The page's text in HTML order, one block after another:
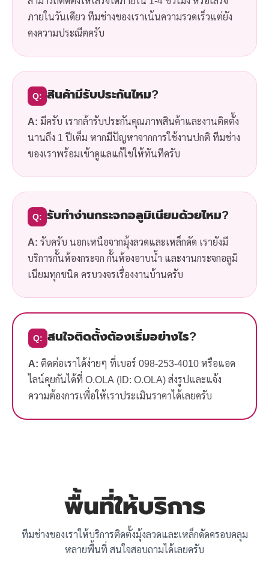
ภายในวันเดียว ทีมช่างของเราเน้นความรวดเร็วแต่ยัง
คงความประณีตครับ
Q: สินค้ามีรับประกันไหม?
A: มีครับ เรากล้ารับประกันคุณภาพสินค้าและงานติดตั้ง
นานถึง 1 ปีเต็ม หากมีปัญหาจากการใช้งานปกติ ทีมช่าง
ของเราพร้อมเข้าดูแลแก้ไขให้ทันทีครับ
Q: รับทำง่านกระจกอลูมิเนียมด้วยไหม?
A: รับครับ นอกเหนือจากมุ้งลวดและเหล็กดัด เรายังมี
บริการกั้นห้องกระจก กั้นห้องอาบน้ำ และงานกระจกอลูมิ
เนียมทุกชนิด ครบวงจรเรื่องงานบ้านครับ
Q: สนใจติดตั้งต้องเริ่มอย่างไร?
A: ติดต่อเราได้ง่ายๆ ที่เบอร์ 098-253-4010 หรือแอด
ไลน์คุยกันได้ที่ O.OLA (ID: O.OLA) ส่งรูปและแจ้ง
ความต้องการเพื่อให้เราประเมินราคาได้เลยครับ
พื้นที่ให้บริการ
ทีมช่างของเราให้บริการติดตั้งมุ้งลวดและเหล็กดัดครอบคลุม
หลายพื้นที่ สนใจสอบถามได้เลยครับ